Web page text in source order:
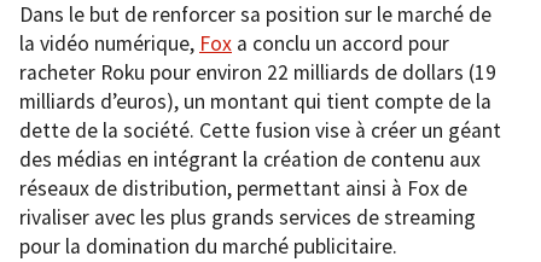
Dans le but de renforcer sa position sur le marché de
la vidéo numérique, Fox a conclu un accord pour
racheter Roku pour environ 22 milliards de dollars (19
milliards d’euros), un montant qui tient compte de la
dette de la société. Cette fusion vise à créer un géant
des médias en intégrant la création de contenu aux
réseaux de distribution, permettant ainsi à Fox de
rivaliser avec les plus grands services de streaming
pour la domination du marché publicitaire.